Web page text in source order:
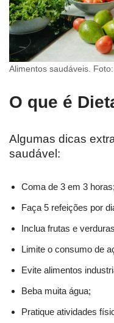
Alimentos saudáveis.
O que é
Algumas dicas
saudável:
Coma de 3 em 3 horas;
Faça 5 refeições por
Inclua frutas e
Limite o consumo de
Evite alimentos
Beba muita água;
Pratique atividades